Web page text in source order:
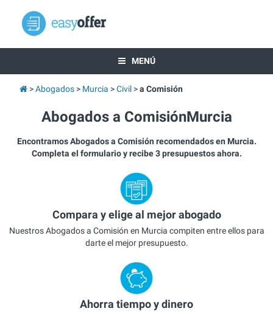
MENÚ
Abogados Murcia Civil a Comisión
Abogados a ComisiónMurcia
Encontramos Abogados a Comisión recomendados en Murcia.
Completa el formulario y recibe 3 presupuestos ahora.
Compara y elige al mejor abogado
Nuestros Abogados a Comisión en Murcia compiten entre ellos para
darte el mejor presupuesto.
Ahorra tiempo y dinero